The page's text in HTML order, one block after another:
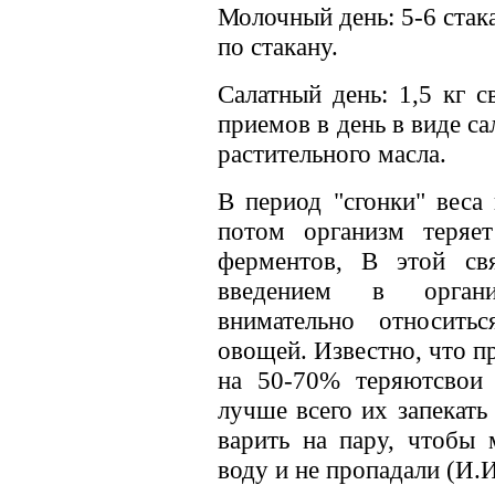
Молочный день: 5-6
по стакану.
Салатный день: 1,5 кг
приемов в день в виде
растительного масла.
В период "сгонки" веса
потом организм
ферментов, В этой
введением в
внимательно
овощей. Известно, что
на 50-70% теряютсвои
лучше всего их
варить на пару, чтобы
воду и не пропадали